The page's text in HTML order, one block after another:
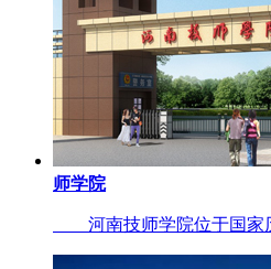
师学院
河南技师学院位于国家